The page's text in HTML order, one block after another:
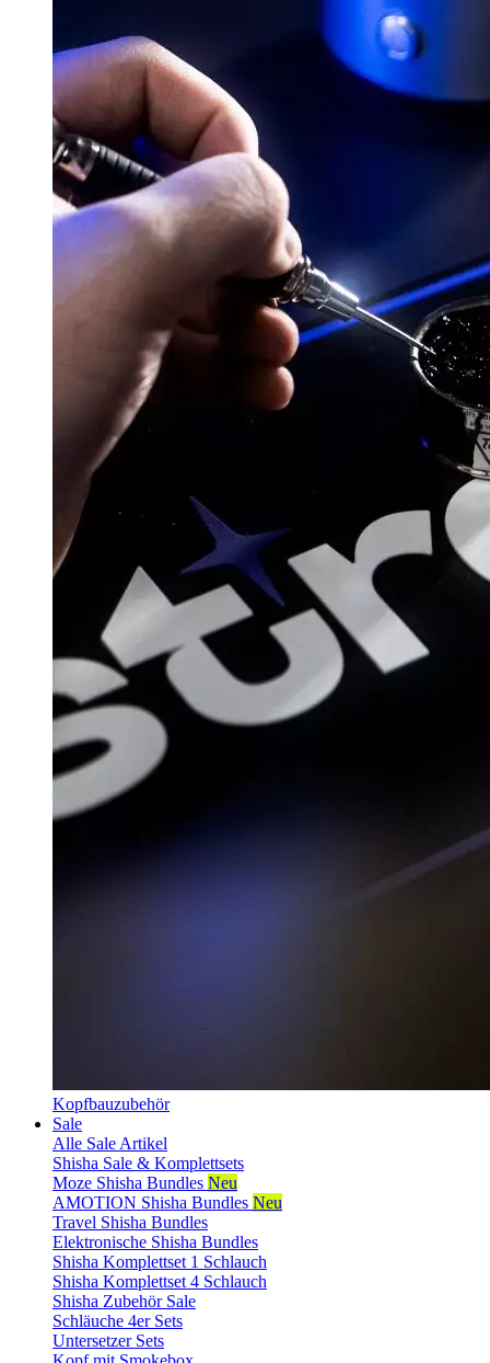
Kopfbauzubehör
Sale
Alle Sale Artikel
Shisha Sale & Komplettsets
Moze Shisha Bundles Neu
AMOTION Shisha Bundles Neu
Travel Shisha Bundles
Elektronische Shisha Bundles
Shisha Komplettset 1 Schlauch
Shisha Komplettset 4 Schlauch
Shisha Zubehör Sale
Schläuche 4er Sets
Untersetzer Sets